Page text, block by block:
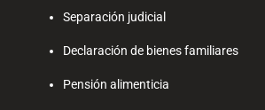
Separación judicial
Declaración de bienes familiares
Pensión alimenticia